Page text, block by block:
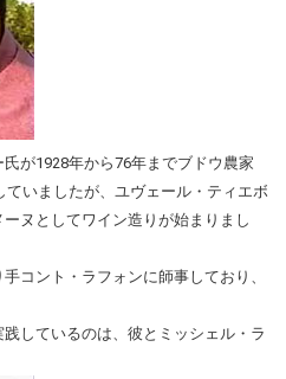
が1928年から76年までブドウ農家
ていましたが、ユヴェール・ティエボ
ヌとしてワイン造りが始まりまし
コント・ラフォンに師事しており、
しているのは、彼とミッシェル・ラ